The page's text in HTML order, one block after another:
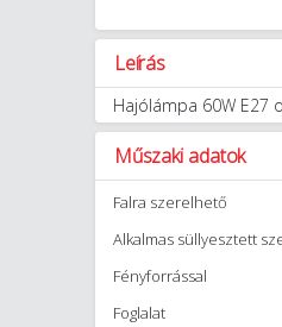
Leírás
Hajólámpa 60W E27
Műszaki adatok
Falra szerelhető
Alkalmas süllyesztett
Fényforrással
Foglalat